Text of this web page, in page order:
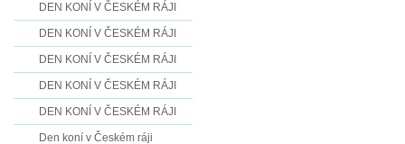
DEN KONÍ V ČESKÉM RÁJI
DEN KONÍ V ČESKÉM RÁJI
DEN KONÍ V ČESKÉM RÁJI
DEN KONÍ V ČESKÉM RÁJI
DEN KONÍ V ČESKÉM RÁJI
Den koní v Českém ráji